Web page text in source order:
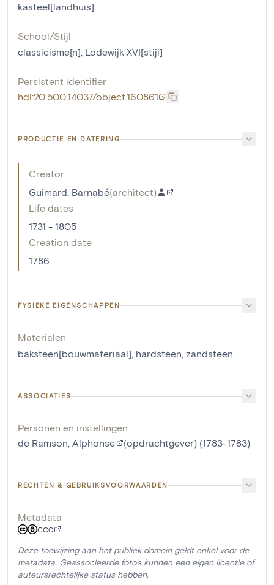
kasteel[landhuis]
School/Stijl
classicisme[n], Lodewijk XVI[stijl]
Persistent identifier
hdl:20.500.14037/object.160861
PRODUCTIE EN DATERING
Creator
Guimard, Barnabé(architect)
Life dates
1731 - 1805
Creation date
1786
FYSIEKE EIGENSCHAPPEN
Materialen
baksteen[bouwmateriaal], hardsteen, zandsteen
ASSOCIATIES
Personen en instellingen
de Ramson, Alphonse
(opdrachtgever) (1783-1783)
RECHTEN & GEBRUIKSVOORWAARDEN
Metadata
CC0
Deze toewijzing aan het publiek domein geldt enkel voor de
metadata. Geassocieerde foto's kunnen een eigen licentie of
auteursrechtelijke status hebben.